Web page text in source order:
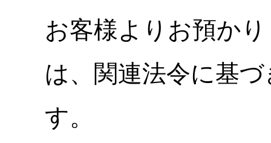
お客様よりお預か
は、関連法令に基
す。